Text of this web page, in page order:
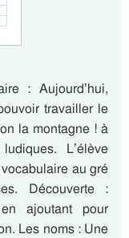
: Aujourd’hui,
travailler le
la montagne ! à
L’élève
au gré
Découverte :
ajoutant pour
Les noms : Une